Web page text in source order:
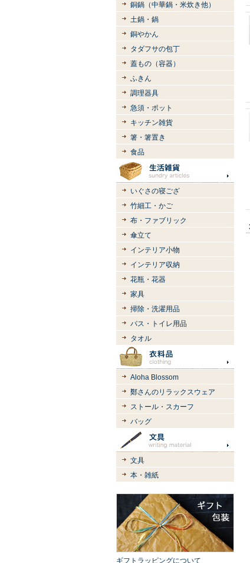
銅鍋（中華鍋・米炊き他）
土鍋・鍋
銅やかん
タダフサの包丁
蓋もの（容器）
ふきん
調理器具
急須・ポット
キッチン雑貨
箸・箸置き
食品
いぐさの寝ござ
竹細工・かご
布・ファブリック
傘立て
インテリア小物
インテリア収納
花瓶・花器
家具
掃除・洗濯用品
バス・トイレ用品
タオル
Aloha Blossom
鄭さんのリラックスウェア
ストール・スカーフ
バッグ
文具
本・雑紙
ギフトラッピングについて